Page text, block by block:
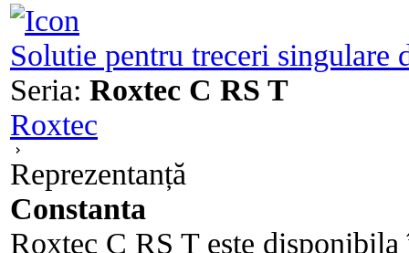
Solutie pentru treceri singulare
Seria: Roxtec C RS T
Roxtec
Reprezentanță
Constanta
Roxtec C RS T este